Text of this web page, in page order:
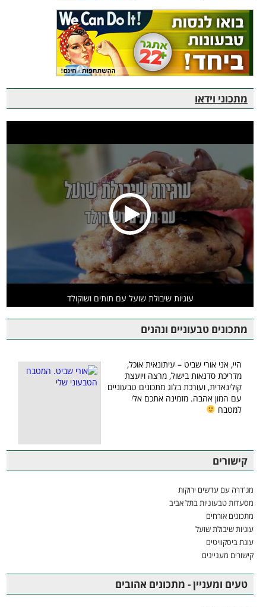
מתכוני וידאו
עוגיות שיבולת שועל עם תותים ושוקולד
מתכונים טבעוניים ונהנים
היי, אני אורי שביט – עיתונאית אוכל,
מדריכת סדנאות בישול, מרצה ויועצת
קולינארית, ועורכת בלוג מתכונים טבעוניים
עם המון אהבה. מזמינה אתכם אלי
למטבח
קישורים
מג'דרה עם עדשים ירוקות
מסעדות טבעוניות בתל אביב
מתכונים אורחים
עוגיות שיבולת שועל
עוגת ביסקוויטים
קישורים מעניינים
טעים ומעניין - מתכונים אהובים